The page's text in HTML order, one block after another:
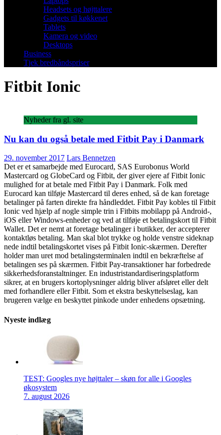
Headsets og højttalere
Gadgets til køkkenet
Tablets
Kamera og video
Desktops
Business
Tjek bredbåndspriser
Fitbit Ionic
Nyheder fra gl. site
Nu kan du også betale med Fitbit Pay i Danmark
29. november 2017 Lars Bennetzen
Det er et samarbejde med Eurocard, SAS Eurobonus World
Mastercard og GlobeCard og Fitbit, der giver ejere af Fitbit Ionic
mulighed for at betale med Fitbit Pay i Danmark. Folk med
Eurocard kan tilføje Mastercard til deres enhed, så de kan foretage
betalinger på farten direkte fra håndleddet. Fitbit Pay kobles til Fitbit
Ionic ved hjælp af nogle simple trin i Fitbits mobilapp på Android-,
iOS eller Windows-enheder og ved at tilføje et betalingskort til Fitbit
Wallet. Det er nemt at foretage betalinger i butikker, der accepterer
kontaktløs betaling. Man skal blot trykke og holde venstre sideknap
nede indtil betalingskortet vises på Fitbit Ionic-skærmen. Derefter
holder man uret mod betalingsterminalen indtil en bekræftelse af
betalingen ses på skærmen. Fitbit Pay-transaktioner har forbedrede
sikkerhedsforanstaltninger. En industristandardiseringsplatform
sikrer, at en brugers kortoplysninger aldrig bliver afsløret eller delt
med forhandlere eller Fitbit. Som et ekstra beskyttelseslag, kan
brugeren vælge en beskyttet pinkode under enhedens opsætning.
Nyeste indlæg
TEST: Googles nye højttaler – skøn for alle i Googles
økosystem
7. august 2026